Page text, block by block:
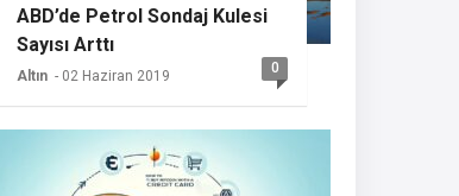
ABD’de Petrol Sondaj Kulesi
Sayısı Arttı
Altın - 02 Haziran 2019 0